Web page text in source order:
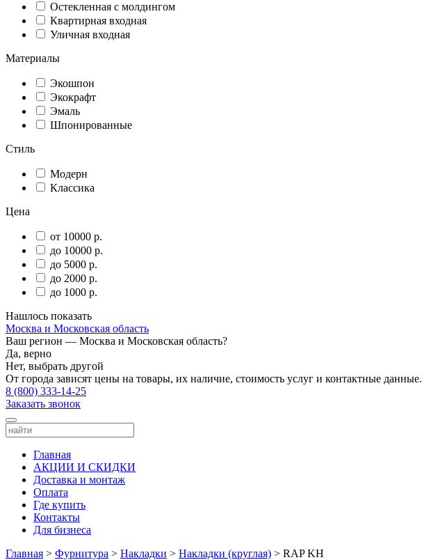
Остекленная с молдингом
Квартирная входная
Уличная входная
Материалы
Экошпон
Экокрафт
Эмаль
Шпонированные
Стиль
Модерн
Классика
Цена
от 10000 р.
до 10000 р.
до 5000 р.
до 2000 р.
до 1000 р.
Нашлось показать
Москва и Московская область
Ваш регион — Москва и Московская область?
Да, верно
Нет, выбрать другой
От города зависят цены на товары, их наличие, стоимость услуг и контактные данные.
8 (800) 333-14-25
Заказать звонок
Главная
АКЦИИ И СКИДКИ
Доставка и монтаж
Оплата
Где купить
Контакты
Для бизнеса
Главная > Фурнитура > Накладки > Накладки (круглая) > RAP KH